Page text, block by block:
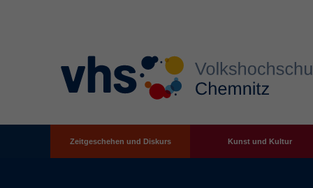
Zum Hauptinhalt springen
Zeitgeschehen und Diskurs Kunst und Kultur